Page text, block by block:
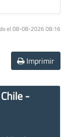
el 08-08-2026 08:16
Imprimir
-